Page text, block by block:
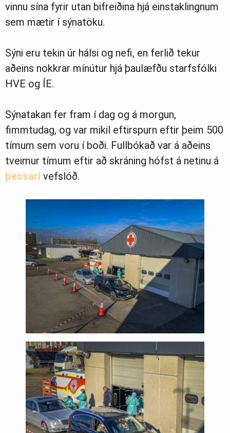
vinnu sína fyrir utan bifreiðina hjá einstaklingnum
sem mætir í sýnatöku.
Sýni eru tekin úr hálsi og nefi, en ferlið tekur
aðeins nokkrar mínútur hjá þaulæfðu starfsfólki
HVE og ÍE.
Sýnatakan fer fram í dag og á morgun,
fimmtudag, og var mikil eftirspurn eftir þeim 500
tímum sem voru í boði. Fullbókað var á aðeins
tveimur tímum eftir að skráning hófst á netinu á
þessari vefslóð.